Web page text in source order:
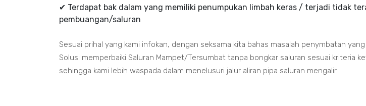
✔ Terdapat bak dalam yang memiliki penumpukan limbah keras / terjadi tidak
pembuangan/saluran
Sesuai prihal yang kami infokan, dengan seksama kita bahas masalah penymbatan
Solusi memperbaiki Saluran Mampet/Tersumbat tanpa bongkar saluran sesuai kriteria
sehingga kami lebih waspada dalam menelusuri jalur aliran pipa saluran mengalir.